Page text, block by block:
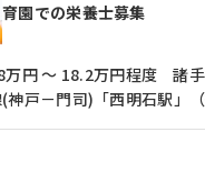
育園での栄養士募集